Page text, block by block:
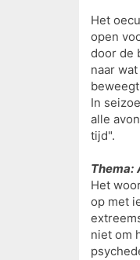
Het
open
door de
naar
In
alle
tijd".
Thema:
Het
op met
niet om